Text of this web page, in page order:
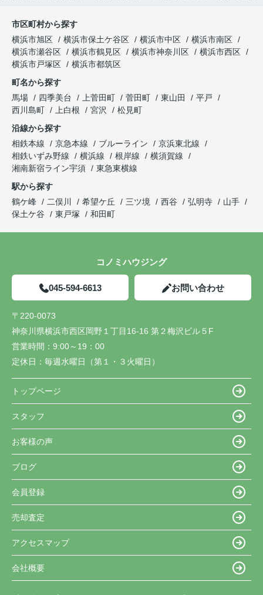
市区町村から探す
横浜市旭区
横浜市保土ケ谷区 横浜市中区
横浜市南区
横浜市瀬谷区
横浜市鶴見区 横浜市神奈川区
横浜市西区
横浜市戸塚区
横浜市都筑区
町名から探す
馬場
四季美台 上菅田町 菅田町 東山田
平戸
西川島町
上白根 宮沢
松見町
沿線から探す
相鉄本線
京急本線 ブルーライン
京浜東北線
相鉄いずみ野線
横浜線 根岸線
横須賀線
湘南新宿ライン宇須
東急東横線
駅から探す
鶴ケ峰
二俣川 希望ケ丘 三ツ境 西谷 弘明寺
山手
保土ケ谷
東戸塚 和田町
コノミハウジング
045-594-6613 お問い合わせ
〒220-0073
神奈川県横浜市西区岡野１丁目16-16 第２梅沢ビル５F
営業時間： 9:00～19：00
定休日： 毎週水曜日（第１・３火曜日）
トップページ
スタッフ
お客様の声
ブログ
会員登録
売却査定
アクセスマップ
会社概要